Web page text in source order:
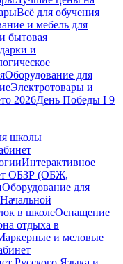
Всё для обучения
и мебель для
бытовая
и
Оборудование для
Электротовары и
2026День Победы I 9
школы
Интерактивное
ОБЗР (ОБЖ,
Оборудование для
в школеОснащение
отдыха в
и меловые